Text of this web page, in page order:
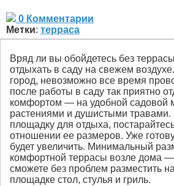
0 Комментарии
Метки: терраса
Вряд ли вы обойдетесь без
отдыхать в саду на свежем
город, невозможно все время
после работы в саду так приятно
комфортом — на удобной садовой
растениями и душистыми травами.
площадку для отдыха,
отношении ее размеров. Уже
будет увеличить. Минимальный
комфортной террасы возле дома
сможете без проблем разместить
площадке стол, стулья и гриль.